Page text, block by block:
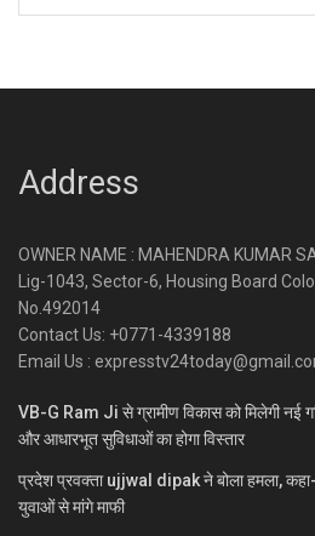
Address
OWNER NAME : MAHENDRA KUMAR
Lig-1043, Sector-6, Housing Board
No.492014
Contact Us: +0771-4339188
Email Us :
VB-G Ram Ji से ग्रामीण विकास को मिलेगी नई
और आधारभूत सुविधाओं का होगा विस्तार
प्रदेश प्रवक्ता ujjwal dipak ने बोला हमला,
युवाओं से मांगे माफी